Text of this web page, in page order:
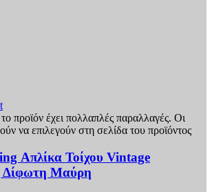
προϊόν έχει πολλαπλές παραλλαγές. Οι
να επιλεγούν στη σελίδα του προϊόντος
Απλίκα Τοίχου Vintage
Δίφωτη Μαύρη